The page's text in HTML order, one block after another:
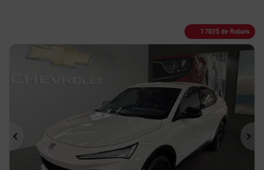
1 702$ de Rabais
Précédent